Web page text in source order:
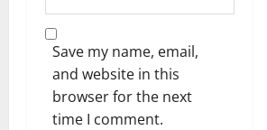
Save my name, email,
and website in this
browser for the next
time I comment.